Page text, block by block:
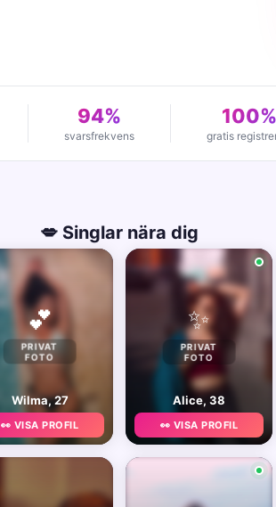
94%
svarsfrekvens
100%
gratis
💋 Singlar nära dig
💕
PRIVAT
FOTO
Wilma, 27
👀 VISA PROFIL
✨
PRIVAT
FOTO
Alice, 38
👀 VISA PROFIL